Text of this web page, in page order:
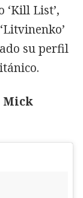
List’,
su perfil
Mick